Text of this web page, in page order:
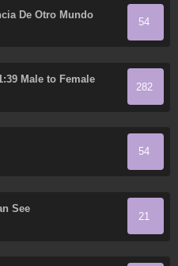
De Otro Mundo
54
Male to Female
(Fan Colored)
282
54
See
21